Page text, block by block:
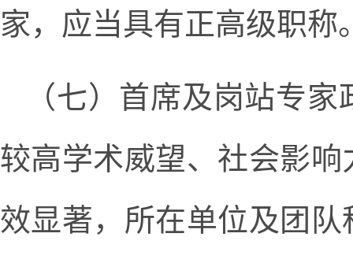
家，应当具有正高级职称
（七）首席及岗站专
较高学术威望、社会影
效显著，所在单位及团